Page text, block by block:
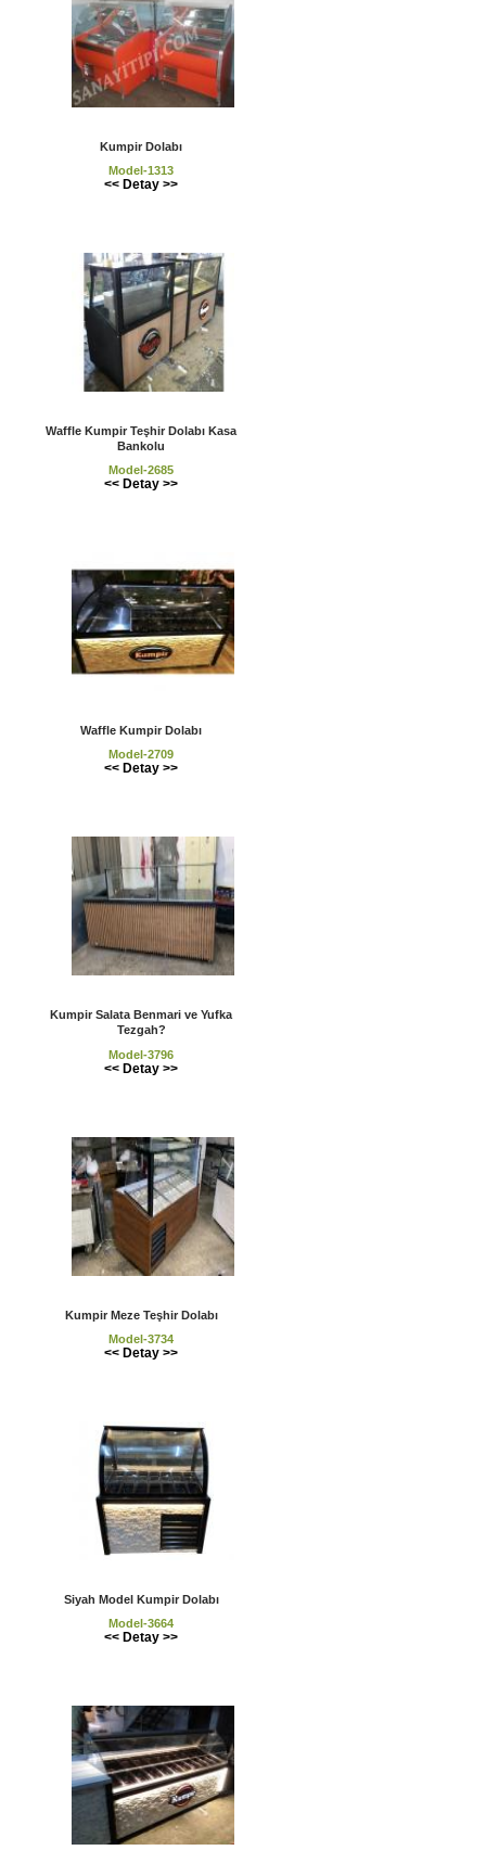
Kumpir Dolabı
Model-1313
<< Detay >>
Waffle Kumpir Teşhir Dolabı Kasa
Bankolu
Model-2685
<< Detay >>
Waffle Kumpir Dolabı
Model-2709
<< Detay >>
Kumpir Salata Benmari ve Yufka
Tezgah?
Model-3796
<< Detay >>
Kumpir Meze Teşhir Dolabı
Model-3734
<< Detay >>
Siyah Model Kumpir Dolabı
Model-3664
<< Detay >>